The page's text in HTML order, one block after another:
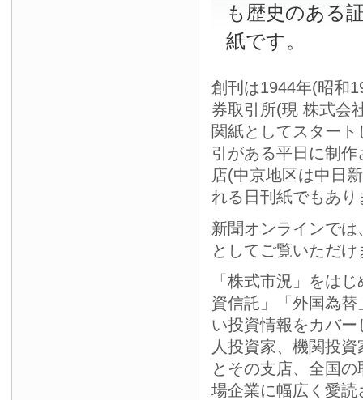
も歴史のある
紙です。
創刊は1944年(昭和
券取引所(現 株式会
関紙としてスター
引がある平日に制
店(中京地区は中日
れる日刊紙でもあり
新聞オンラインで
としてご覧いただけ
「株式市況」をは
資信託」「外国為
い投資情報をカバ
人投資家、機関投
とその支店、全国
場企業に幅広く愛読